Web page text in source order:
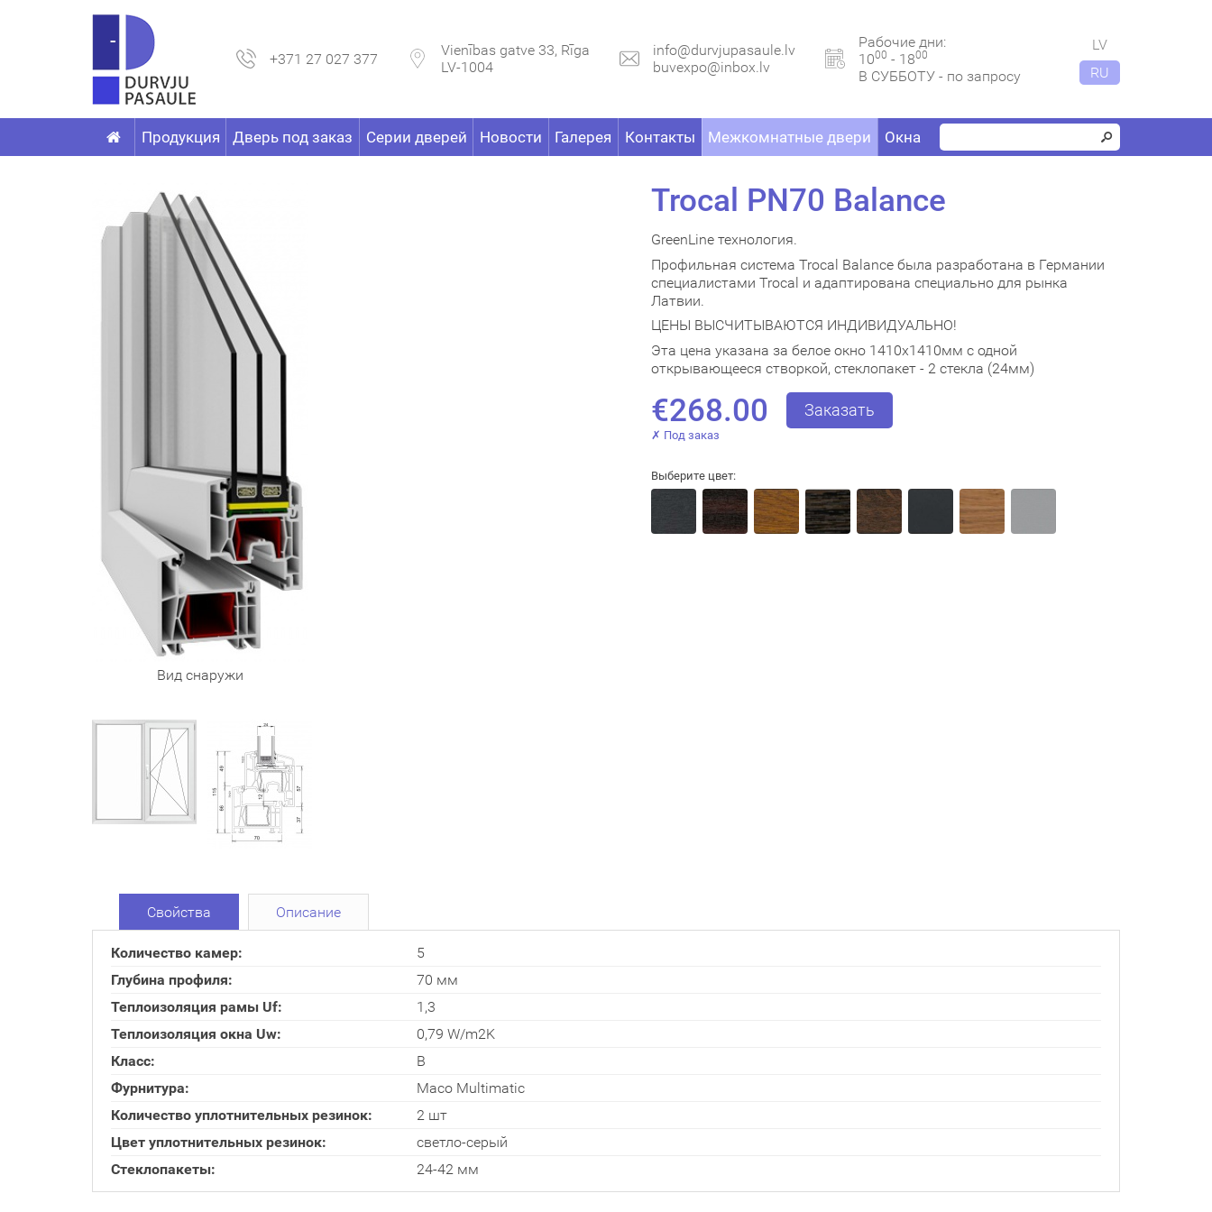
+371 27 027 377
Vienības gatve 33, Rīga
LV-1004
info@durvjupasaule.lv
buvexpo@inbox.lv
Рабочие дни:
1000 - 1800
В СУББОТУ - по запросу
LV
RU
Продукция Дверь под заказ Серии дверей Новости Галерея Контакты Межкомнатные двери Окна
Вид снаружи
Trocal PN70 Balance
GreenLine технология.
Профильная система Trocal Balance была разработана в Германии
специалистами Trocal и адаптирована специально для рынка
Латвии.
ЦЕНЫ ВЫСЧИТЫВАЮТСЯ ИНДИВИДУАЛЬНО!
Эта цена указана за белое окно 1410х1410мм с одной
открывающееся створкой, стеклопакет - 2 стекла (24мм)
€268.00 Заказать
✗ Под заказ
Выберите цвет:
Свойства Описание
Количество камер:
5
Глубина профиля:
70 мм
Теплоизоляция рамы Uf:
1,3
Теплоизоляция окна Uw:
0,79 W/m2K
Класс:
B
Фурнитура:
Maco Multimatic
Количество уплотнительных резинок:
2 шт
Цвет уплотнительных резинок:
светло-серый
Стеклопакеты:
24-42 мм